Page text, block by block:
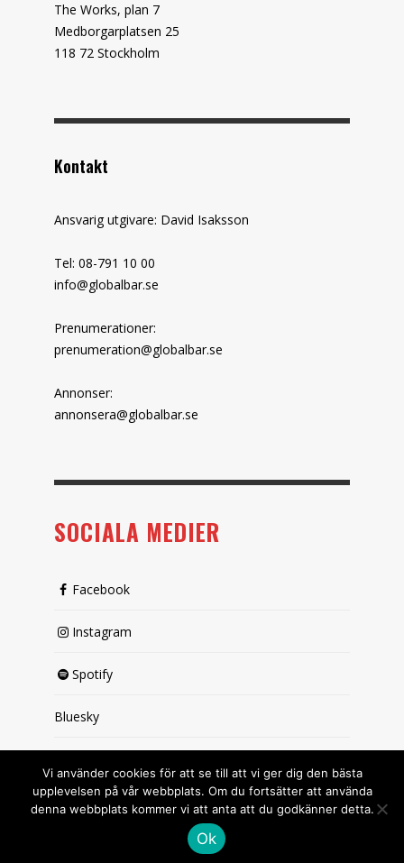
The Works, plan 7
Medborgarplatsen 25
118 72 Stockholm
Kontakt
Ansvarig utgivare: David Isaksson
Tel: 08-791 10 00
info@globalbar.se
Prenumerationer:
prenumeration@globalbar.se
Annonser:
annonsera@globalbar.se
SOCIALA MEDIER
Facebook
Instagram
Spotify
Bluesky
Vi använder cookies för att se till att vi ger dig den bästa
upplevelsen på vår webbplats. Om du fortsätter att använda
denna webbplats kommer vi att anta att du godkänner detta.
Ok